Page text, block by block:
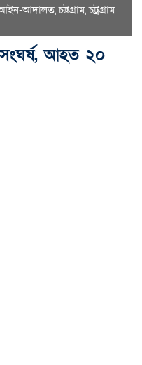
আদালত,চট্টগ্রাম,চট্রগ্রাম
সংঘর্ষ, আহত ২০